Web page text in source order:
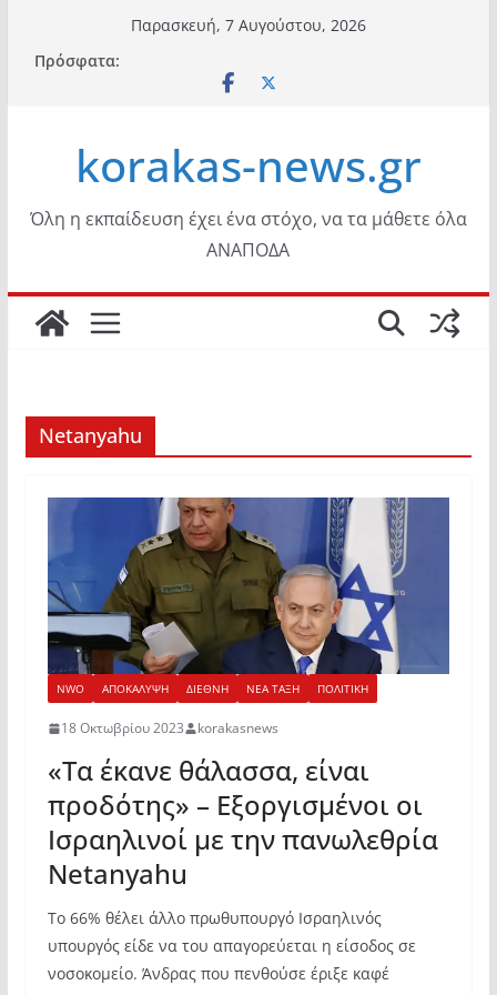
περιεχόμενο
Παρασκευή, 7 Αυγούστου, 2026
Πρόσφατα:
korakas-news.gr
Όλη η εκπαίδευση έχει ένα στόχο, να τα μάθετε όλα
ΑΝΑΠΟΔΑ
Netanyahu
NWO ΑΠΟΚΑΛΥΨΗ ΔΙΕΘΝΗ ΝΕΑ ΤΑΞΗ ΠΟΛΙΤΙΚΗ
18 Οκτωβρίου 2023 korakasnews
«Τα έκανε θάλασσα, είναι
προδότης» – Εξοργισμένοι οι
Ισραηλινοί με την πανωλεθρία
Netanyahu
Το 66% θέλει άλλο πρωθυπουργό Ισραηλινός
υπουργός είδε να του απαγορεύεται η είσοδος σε
νοσοκομείο. Άνδρας που πενθούσε έριξε καφέ